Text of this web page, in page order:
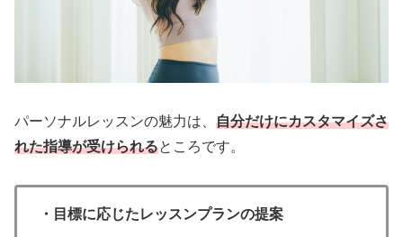
パーソナルレッスンの魅力は、 自分だけにカスタマイズさ
れた指導が受けられるところです。
・目標に応じたレッスンプランの提案